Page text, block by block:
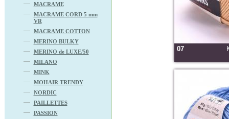
MACRAME
MACRAME CORD 5 mm
VR
MACRAME COTTON
MERINO BULKY
MERINO de LUXE/50
MILANO
MINK
MOHAIR TRENDY
NORDIC
PAILLETTES
PASSION
07